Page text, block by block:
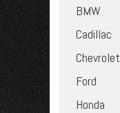
BMW
Cadillac
Chevrolet
Ford
Honda